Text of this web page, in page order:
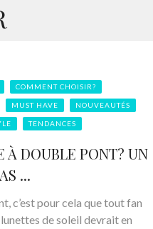
COMMENT CHOISIR?
MUST HAVE NOUVEAUTÉS
TENDANCES
À DOUBLE PONT? UN
...
c’est pour cela que tout fan
de soleil devrait en